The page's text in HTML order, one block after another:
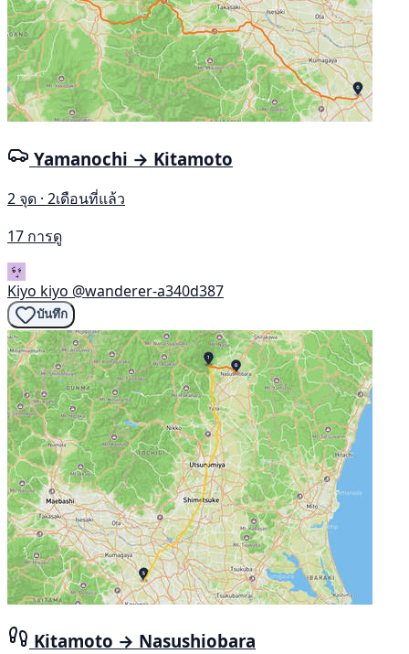
Yamanochi → Kitamoto
2 จุด · 2เดือนที่แล้ว
17 การดู
Kiyo kiyo @wanderer-a340d387
บันทึก
Kitamoto → Nasushiobara